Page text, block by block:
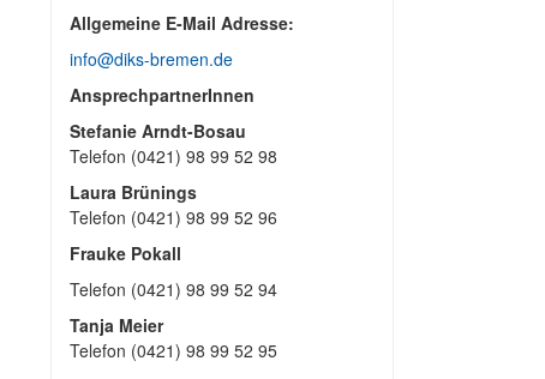
Allgemeine E-Mail Adresse:
info@diks-bremen.de
AnsprechpartnerInnen
Stefanie Arndt-Bosau
Telefon (0421) 98 99 52 98
Laura Brünings
Telefon (0421) 98 99 52 96
Frauke Pokall
Telefon (0421) 98 99 52 94
Tanja Meier
Telefon (0421) 98 99 52 95